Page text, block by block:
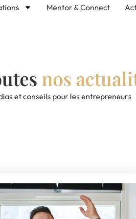
Mentor & Connect
nos
et conseils pour les entrepreneurs